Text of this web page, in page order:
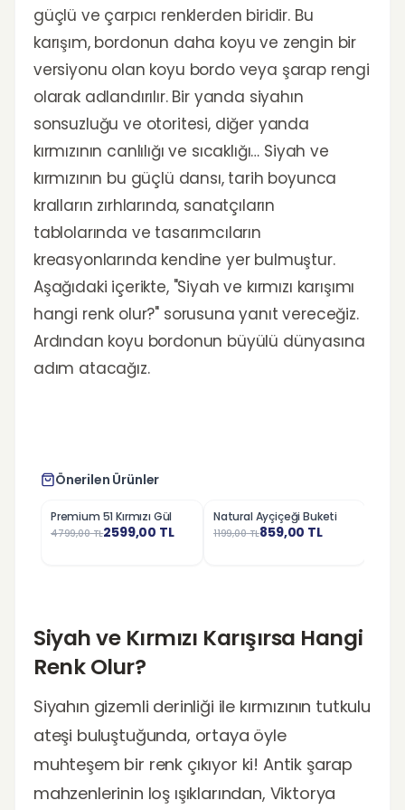
güçlü ve çarpıcı renklerden biridir. Bu
karışım, bordonun daha koyu ve zengin bir
versiyonu olan koyu bordo veya şarap rengi
olarak adlandırılır. Bir yanda siyahın
sonsuzluğu ve otoritesi, diğer yanda
kırmızının canlılığı ve sıcaklığı… Siyah ve
kırmızının bu güçlü dansı, tarih boyunca
kralların zırhlarında, sanatçıların
tablolarında ve tasarımcıların
kreasyonlarında kendine yer bulmuştur.
Aşağıdaki içerikte, "Siyah ve kırmızı karışımı
hangi renk olur?" sorusuna yanıt vereceğiz.
Ardından koyu bordonun büyülü dünyasına
adım atacağız.
Önerilen Ürünler
%46
Premium 51 Kırmızı Gül
4799,00TL2599,00 TL
%28
Natural Ayçiçeği Buketi
1199,00TL859,00 TL
Siyah ve Kırmızı Karışırsa Hangi
Renk Olur?
Siyahın gizemli derinliği ile kırmızının tutkulu
ateşi buluştuğunda, ortaya öyle
muhteşem bir renk çıkıyor ki! Antik şarap
mahzenlerinin loş ışıklarından, Viktorya